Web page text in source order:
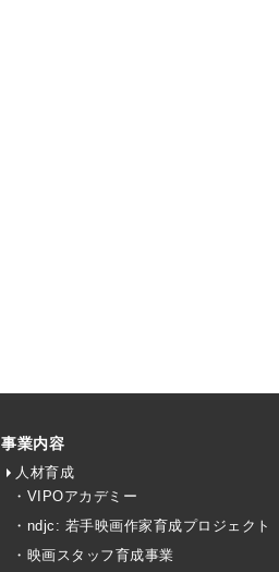
事業内容
人材育成
・VIPOアカデミー
・ndjc: 若手映画作家育成プロジェクト
・映画スタッフ育成事業